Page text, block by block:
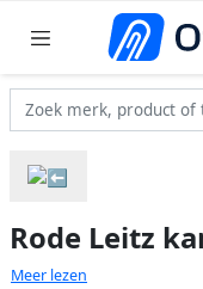
Rode Leitz
Meer lezen